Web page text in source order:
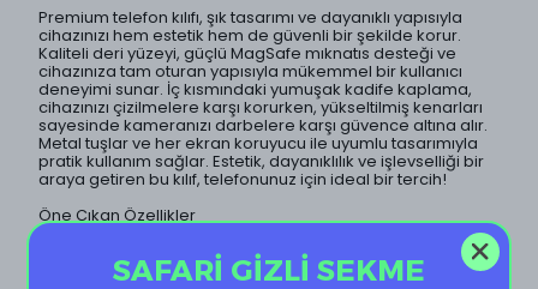
Premium telefon kılıfı, şık tasarımı ve dayanıklı yapısıyla
cihazınızı hem estetik hem de güvenli bir şekilde korur.
Kaliteli deri yüzeyi, güçlü MagSafe mıknatıs desteği ve
cihazınıza tam oturan yapısıyla mükemmel bir kullanıcı
deneyimi sunar. İç kısmındaki yumuşak kadife kaplama,
cihazınızı çizilmelere karşı korurken, yükseltilmiş kenarları
sayesinde kameranızı darbelere karşı güvence altına alır.
Metal tuşlar ve her ekran koruyucu ile uyumlu tasarımıyla
pratik kullanım sağlar. Estetik, dayanıklılık ve işlevselliği bir
araya getiren bu kılıf, telefonunuz için ideal bir tercih!
Öne Çıkan Özellikler
1. Kaliteli deri yüzey: Şık ve dayanıklı.
2. Güçlü MagSafe mıknatıs desteği: Hızlı ve kolay
SAFARİ GİZLİ SEKME